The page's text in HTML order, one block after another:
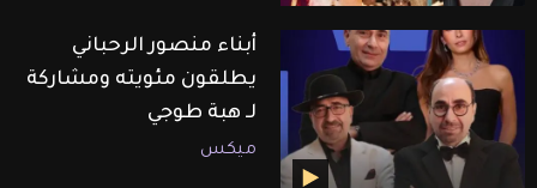
أبناء منصور الرحباني
يطلقون مئويته ومشاركة
لـ هبة طوجي
ميكس